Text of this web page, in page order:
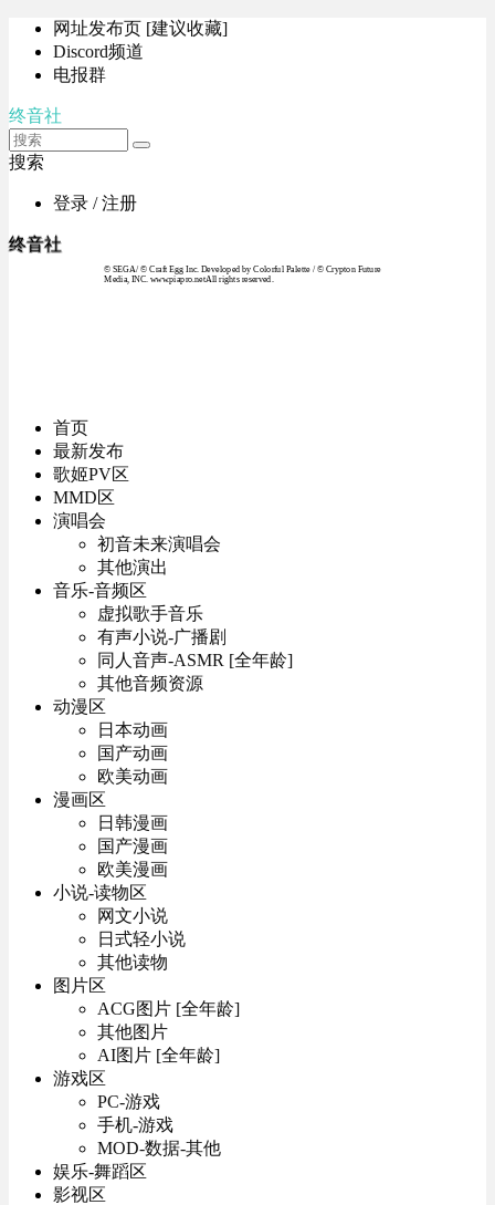
网址发布页 [建议收藏]
Discord频道
电报群
终音社
搜索
登录 / 注册
终音社
© SEGA / © Craft Egg Inc. Developed by Colorful Palette / © Crypton Future
Media, INC. www.piapro.netAll rights reserved.
首页
最新发布
歌姬PV区
MMD区
演唱会
初音未来演唱会
其他演出
音乐-音频区
虚拟歌手音乐
有声小说-广播剧
同人音声-ASMR [全年龄]
其他音频资源
动漫区
日本动画
国产动画
欧美动画
漫画区
日韩漫画
国产漫画
欧美漫画
小说-读物区
网文小说
日式轻小说
其他读物
图片区
ACG图片 [全年龄]
其他图片
AI图片 [全年龄]
游戏区
PC-游戏
手机-游戏
MOD-数据-其他
娱乐-舞蹈区
影视区